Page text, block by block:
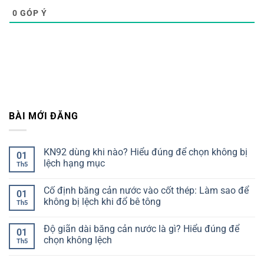
0 GÓP Ý
BÀI MỚI ĐĂNG
01
Th5
KN92 dùng khi nào? Hiểu đúng để chọn không bị
lệch hạng mục
bình
luận
ở
khi
nào?
Hiểu
01
Th5
Cố định băng cản nước vào cốt thép: Làm sao để
không bị lệch khi đổ bê tông
bình
luận
ở
01
Th5
Độ giãn dài băng cản nước là gì? Hiểu đúng để
chọn không lệch